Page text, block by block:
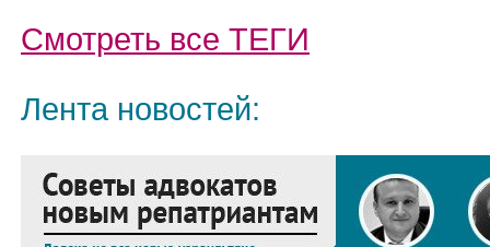
Смотреть все ТЕГИ
Лента новостей: